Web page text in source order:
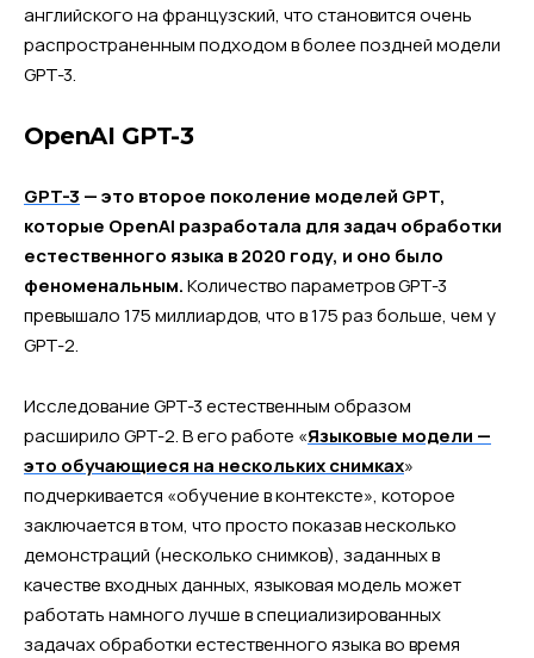
английского на французский, что становится очень
распространенным подходом в более поздней модели
GPT-3.
OpenAI GPT-3
GPT-3 — это второе поколение моделей GPT,
которые OpenAI разработала для задач обработки
естественного языка в 2020 году, и оно было
феноменальным.Количество параметров GPT-3
превышало 175 миллиардов, что в 175 раз больше, чем у
GPT-2.
Исследование GPT-3 естественным образом
расширило GPT-2. В его работе «Языковые модели —
это обучающиеся на нескольких снимках»
подчеркивается «обучение в контексте», которое
заключается в том, что просто показав несколько
демонстраций (несколько снимков), заданных в
качестве входных данных, языковая модель может
работать намного лучше в специализированных
задачах обработки естественного языка во время